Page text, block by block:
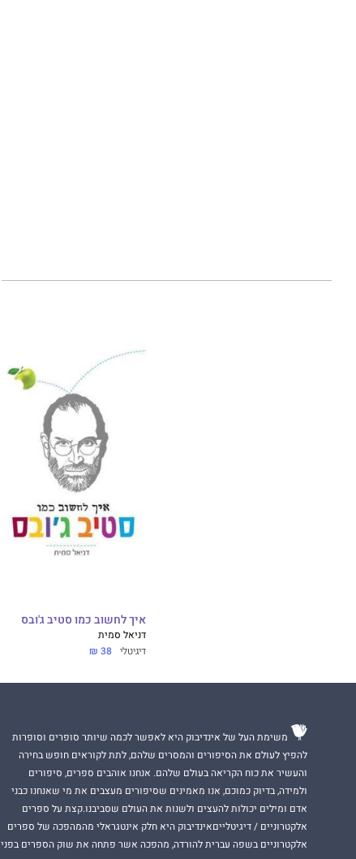
איך לחשוב כמו סטיב ג'ובס
דניאל סמית
דיגיטלי 38 ₪
משימת העל של אינדיבוק היא לאפשר לכמה שיותר סופרים וסופרות
להפיץ לעולם את הסיפורים והמסרים שלהם, לתת לקוראים חופש בחירה
והעשיר את כוח הקריאה בעולם שלהם. אנחנו אוהבים ספרים, סיפורים
ולמידה, בדיוק כמוכם, אנו מאמינים שסיפורים מעצבים את מי שאנחנו כבני
אדם ומילים יכולות להעצים ולשנות את העולם שסביבנו.קצת על ספרים
אלקטרוניים / דיגיטלייםאינדיבוק היא חלק אינטגראלי מהמהפכה של ספרים
אלקטרוניים בשפה עברית להורדה, מהפכה אשר פתחה את שוק הספרים בפני